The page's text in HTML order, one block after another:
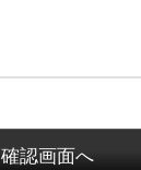
確認画面へ